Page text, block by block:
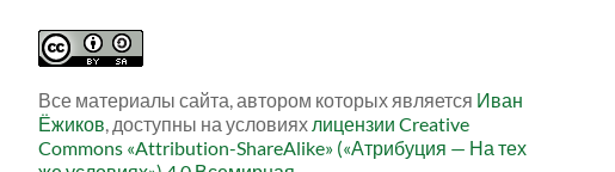
Все материалы сайта, автором которых является Иван
Ёжиков, доступны на условиях лицензии Creative
Commons «Attribution-ShareAlike» («Атрибуция — На тех